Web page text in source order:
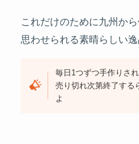
これだけのために九州か
思わせられる素晴らしい逸
毎日1つずつ手作りさ
売り切れ次第終了する
よ